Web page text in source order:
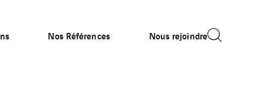
Nos Références Nous rejoindre